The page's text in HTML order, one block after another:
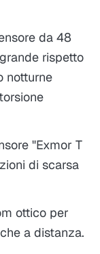
da 48
rispetto
notturne
"Exmor T
di scarsa
ottico per
a distanza.